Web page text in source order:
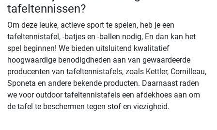
tafeltennissen?
Om deze leuke, actieve sport te spelen, heb je een
tafeltennistafel, -batjes en -ballen nodig, En dan kan het
spel beginnen! We bieden uitsluitend kwalitatief
hoogwaardige benodigdheden aan van gewaardeerde
producenten van tafeltennistafels, zoals Kettler, Cornilleau,
Sponeta en andere bekende producten. Daarnaast raden
we voor outdoor tafeltennistafels een afdekhoes aan om
de tafel te beschermen tegen stof en viezigheid.